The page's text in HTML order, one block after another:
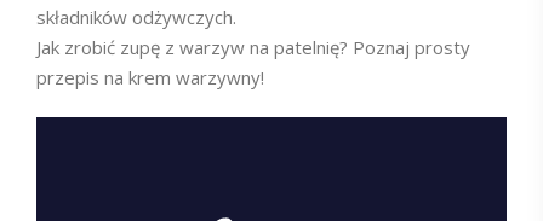
składników odżywczych.
Jak zrobić zupę z warzyw na patelnię? Poznaj prosty
przepis na krem warzywny!